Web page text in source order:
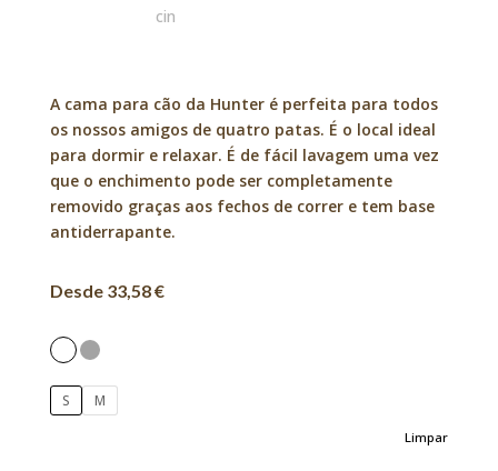
A cama para cão da Hunter é perfeita para todos
os nossos amigos de quatro patas. É o local ideal
para dormir e relaxar. É de fácil lavagem uma vez
que o enchimento pode ser completamente
removido graças aos fechos de correr e tem base
antiderrapante.
Desde 33,58 €
S M
Limpar